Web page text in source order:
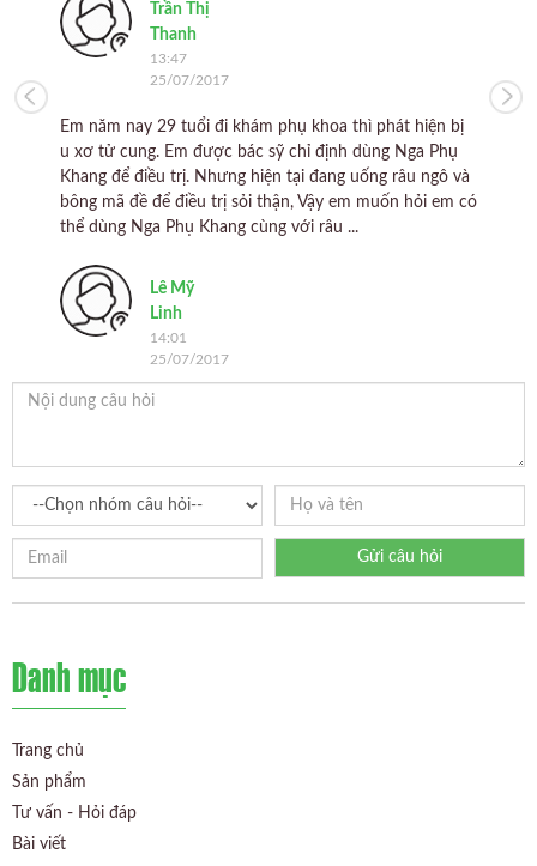
Trần Thị
Thanh
13:47
25/07/2017
Em năm nay 29 tuổi đi khám phụ khoa thì phát hiện bị
u xơ tử cung. Em được bác sỹ chỉ định dùng Nga Phụ
Khang để điều trị. Nhưng hiện tại đang uống râu ngô và
bông mã đề để điều trị sỏi thận, Vậy em muốn hỏi em có
thể dùng Nga Phụ Khang cùng với râu ...
Lê Mỹ
Linh
14:01
25/07/2017
Gửi câu hỏi
Danh mục
Trang chủ
Sản phẩm
Tư vấn - Hỏi đáp
Bài viết